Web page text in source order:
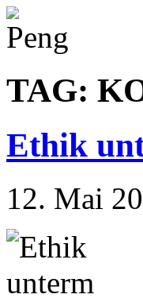
TAG:
Ethik
12. Mai